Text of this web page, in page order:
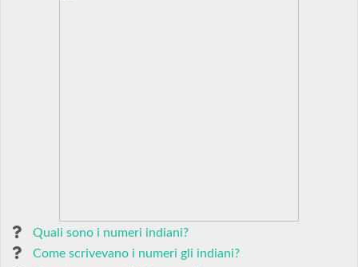
Quali sono i numeri indiani?
Come scrivevano i numeri gli indiani?